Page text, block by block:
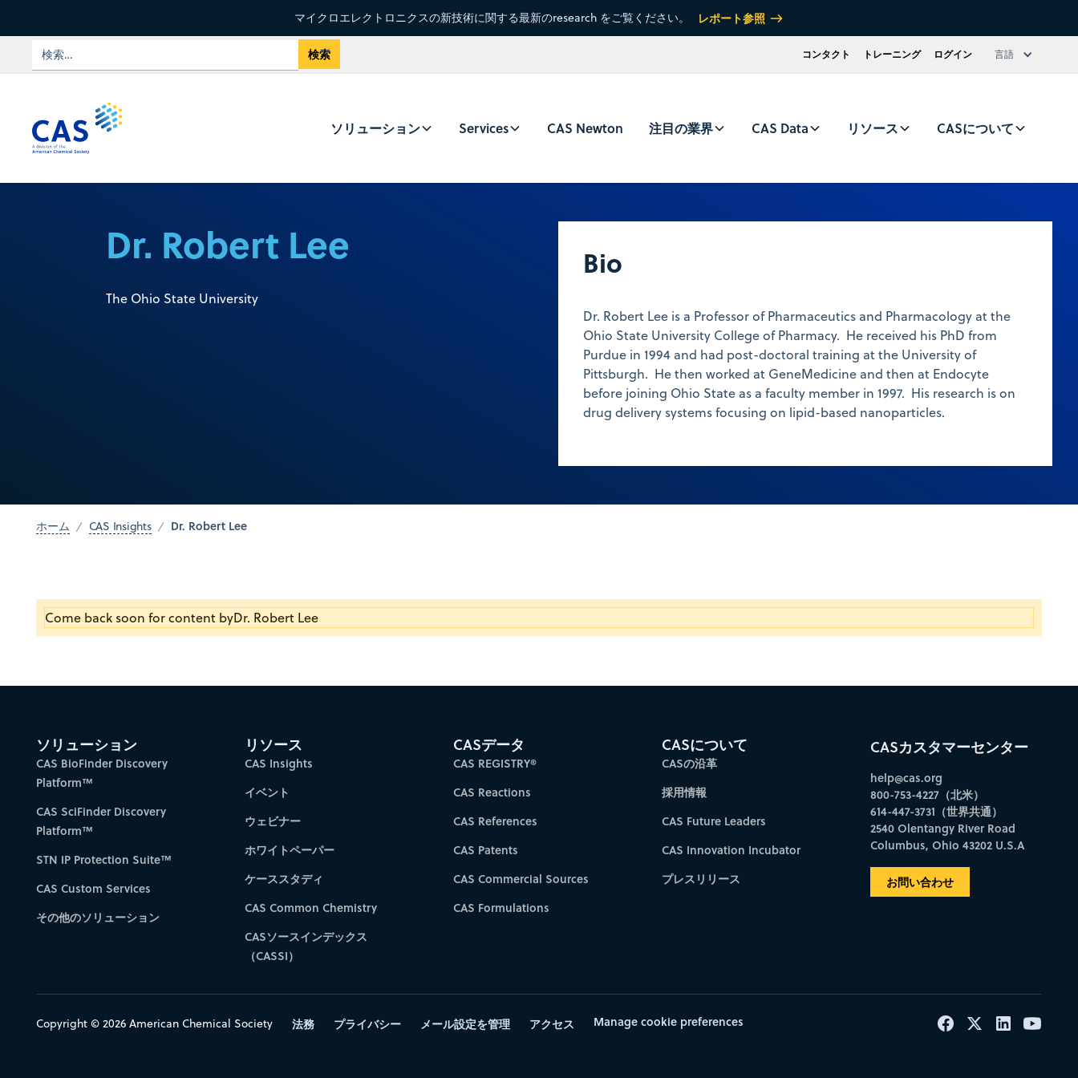
マイクロエレクトロニクスの新技術に関する最新のresearch をご覧ください。 レポート参照
コンタクト トレーニング ログイン 言語
ソリューション Services CAS Newton 注目の業界 CAS Data リソース CASについて
Dr. Robert Lee
The Ohio State University
Bio
Dr. Robert Lee is a Professor of Pharmaceutics and Pharmacology at the
Ohio State University College of Pharmacy. He received his PhD from
Purdue in 1994 and had post-doctoral training at the University of
Pittsburgh. He then worked at GeneMedicine and then at Endocyte
before joining Ohio State as a faculty member in 1997. His research is on
drug delivery systems focusing on lipid-based nanoparticles.
ホーム CAS Insights Dr. Robert Lee
Come back soon for content byDr. Robert Lee
ソリューション
CAS BioFinder Discovery
Platform™
CAS SciFinder Discovery
Platform™
STN IP Protection Suite™
CAS Custom Services
その他のソリューション
リソース
CAS Insights
イベント
ウェビナー
ホワイトペーパー
ケーススタディ
CAS Common Chemistry
CASソースインデックス
（CASSI）
CASデータ
CAS REGISTRY®
CAS Reactions
CAS References
CAS Patents
CAS Commercial Sources
CAS Formulations
CASについて
CASの沿革
採用情報
CAS Future Leaders
CAS Innovation Incubator
プレスリリース
CASカスタマーセンター
help@cas.org
800-753-4227（北米）
614-447-3731（世界共通）
2540 Olentangy River Road
Columbus, Ohio 43202 U.S.A
お問い合わせ
Copyright © 2026 American Chemical Society 法務 プライバシー メール設定を管理 アクセス Manage cookie preferences